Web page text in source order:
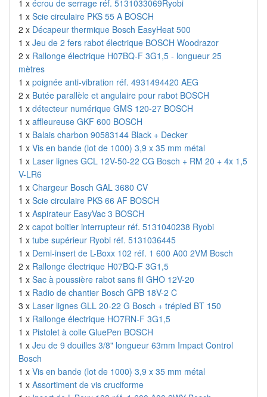
1 x écrou de serrage réf. 5131033069Ryobi
1 x Scie circulaire PKS 55 A BOSCH
2 x Décapeur thermique Bosch EasyHeat 500
1 x Jeu de 2 fers rabot électrique BOSCH Woodrazor
2 x Rallonge électrique H07BQ-F 3G1,5 - longueur 25
mètres
1 x poignée anti-vibration réf. 4931494420 AEG
2 x Butée parallèle et angulaire pour rabot BOSCH
1 x détecteur numérique GMS 120-27 BOSCH
1 x affleureuse GKF 600 BOSCH
1 x Balais charbon 90583144 Black + Decker
1 x Vis en bande (lot de 1000) 3,9 x 35 mm métal
1 x Laser lignes GCL 12V-50-22 CG Bosch + RM 20 + 4x 1,5
V-LR6
1 x Chargeur Bosch GAL 3680 CV
1 x Scie circulaire PKS 66 AF BOSCH
1 x Aspirateur EasyVac 3 BOSCH
2 x capot boitier interrupteur réf. 5131040238 Ryobi
1 x tube supérieur Ryobi réf. 5131036445
1 x Demi-insert de L-Boxx 102 réf. 1 600 A00 2VM Bosch
2 x Rallonge électrique H07BQ-F 3G1,5
1 x Sac à poussière rabot sans fil GHO 12V-20
1 x Radio de chantier Bosch GPB 18V-2 C
3 x Laser lignes GLL 20-22 G Bosch + trépied BT 150
1 x Rallonge électrique HO7RN-F 3G1,5
1 x Pistolet à colle GluePen BOSCH
1 x Jeu de 9 douilles 3/8" longueur 63mm Impact Control
Bosch
1 x Vis en bande (lot de 1000) 3,9 x 35 mm métal
1 x Assortiment de vis cruciforme